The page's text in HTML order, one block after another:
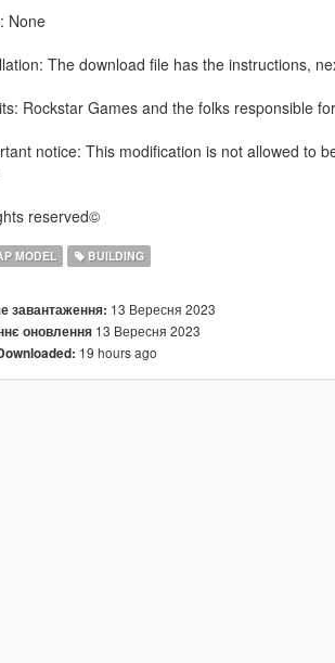
None
The download file has the instructions,
Rockstar Games and the folks responsible
notice: This modification is not allowed to
reserved©
MODEL BUILDING
завантаження: 13 Вересня 2023
оновлення13 Вересня 2023
19 hours ago